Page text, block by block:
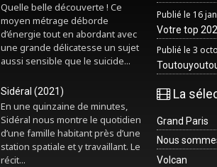
Quelle belle découverte ! Ce
moyen métrage déborde
d’énergie tout en abordant avec
une grande délicatesse un sujet
aussi sensible que le suicide...
Sidéral (2021)
En une quinzaine de minutes,
Sidéral nous montre le quotidien
d’une famille habitant près d’une
station spatiale et y travaillant. Le
récit...
Publié le 16
Votre top
Publié le 3
La
Grand Paris
Nous
Volcan